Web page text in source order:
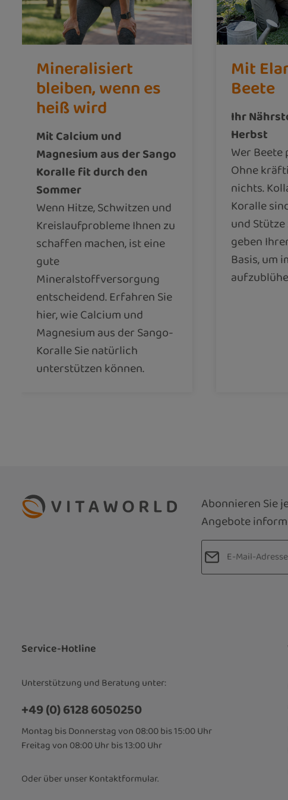
Mineralisiert
bleiben, wenn es
heiß wird
Mit Calcium und
Magnesium aus der Sango
Koralle fit durch den
Sommer
Wenn Hitze, Schwitzen und
Kreislaufprobleme Ihnen zu
schaffen machen, ist eine
gute
Mineralstoffversorgung
entscheidend. Erfahren Sie
hier, wie Calcium und
Magnesium aus der Sango-
Koralle Sie natürlich
unterstützen können.
Mit
Beete
Ihr
Herbst
Wer
Ohne
nichts.
Koralle
und
geben
Basis, um
Abonnieren Sie
Angebote
E-Mail-Adresse*
bin mit ihnen
Service-Hotline
Unterstützung und Beratung unter:
+49 (0) 6128 6050250
Montag bis Donnerstag von 08:00 bis 15:00 Uhr
Freitag von 08:00 Uhr bis 13:00 Uhr
Oder über unserKontaktformular.